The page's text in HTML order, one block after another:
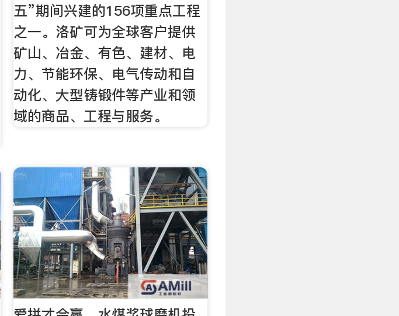
五”期间兴建的156项重点工程
之一。洛矿可为全球客户提供
矿山、冶金、有色、建材、电
力、节能环保、电气传动和自
动化、大型铸锻件等产业和领
域的商品、工程与服务。